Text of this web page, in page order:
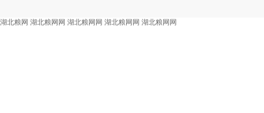
湖北粮网 湖北粮网网 湖北粮网网 湖北粮网网 湖北粮网网